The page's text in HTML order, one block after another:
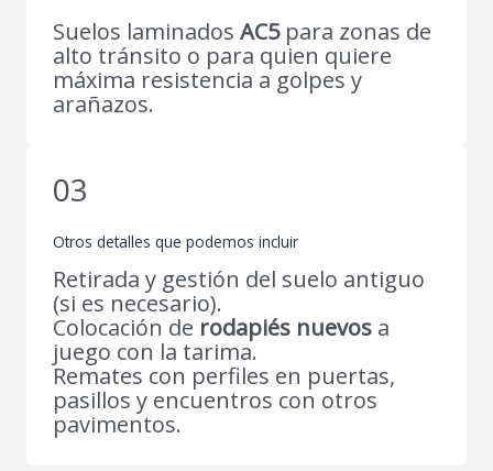
Suelos laminados AC5para zonas de
alto tránsito o para quien quiere
máxima resistencia a golpes y
arañazos.
03
Otros detalles que podemos incluir
Retirada y gestión del suelo antiguo
(si es necesario).
Colocación de rodapiés nuevos a
juego con la tarima.
Remates con perfiles en puertas,
pasillos y encuentros con otros
pavimentos.